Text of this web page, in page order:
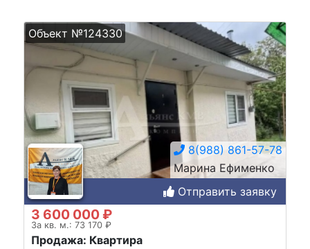
Объект №124330
8(988) 861-57-78
Марина Ефименко
Отправить заявку
3 600 000 ₽
За кв. м.: 73 170 ₽
Продажа: Квартира